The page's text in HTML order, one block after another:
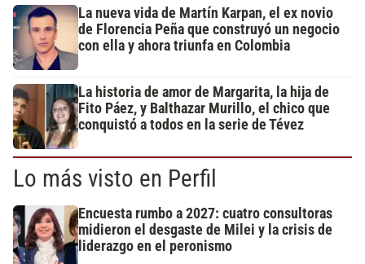
La nueva vida de Martín Karpan, el ex novio
de Florencia Peña que construyó un negocio
con ella y ahora triunfa en Colombia
La historia de amor de Margarita, la hija de
Fito Páez, y Balthazar Murillo, el chico que
conquistó a todos en la serie de Tévez
Lo más visto en Perfil
Encuesta rumbo a 2027: cuatro consultoras
midieron el desgaste de Milei y la crisis de
liderazgo en el peronismo